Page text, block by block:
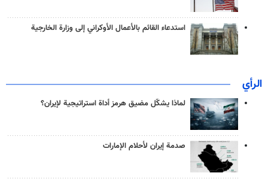
استدعاء القائم بالأعمال الأوكراني إلى وزارة الخارجية
الرأي
لماذا يشكّل مضيق هرمز أداة استراتيجية لإيران؟
صدمة إيران لأحلام الإمارات